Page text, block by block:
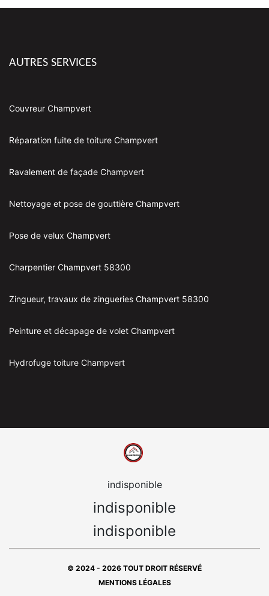
AUTRES SERVICES
Couvreur Champvert
Réparation fuite de toiture Champvert
Ravalement de façade Champvert
Nettoyage et pose de gouttière Champvert
Pose de velux Champvert
Charpentier Champvert 58300
Zingueur, travaux de zingueries Champvert 58300
Peinture et décapage de volet Champvert
Hydrofuge toiture Champvert
indisponible
indisponible
indisponible
© 2024 - 2026 TOUT DROIT RÉSERVÉ
MENTIONS LÉGALES